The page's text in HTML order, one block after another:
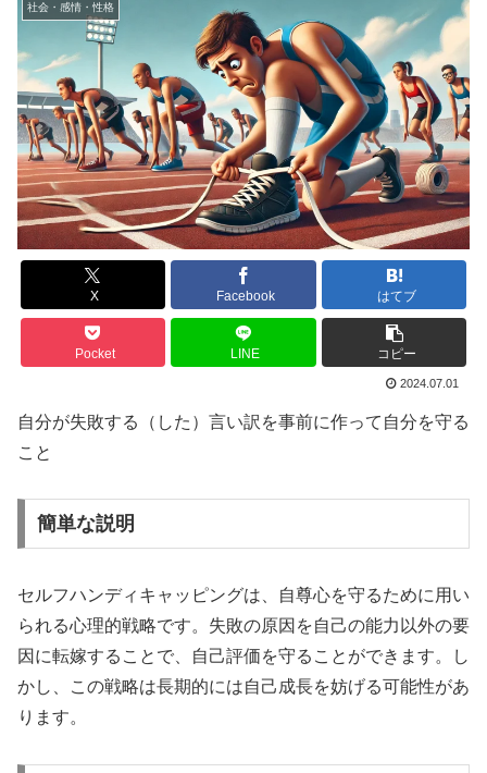
社会・感情・性格
X Facebook はてブ
Pocket LINE コピー
2024.07.01
自分が失敗する（した）言い訳を事前に作って自分を守る
こと
簡単な説明
セルフハンディキャッピングは、自尊心を守るために用い
られる心理的戦略です。失敗の原因を自己の能力以外の要
因に転嫁することで、自己評価を守ることができます。し
かし、この戦略は長期的には自己成長を妨げる可能性があ
ります。